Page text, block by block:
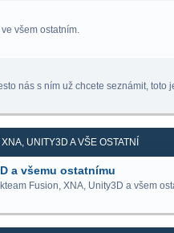
všem ostatním.
nás s ním už chcete seznámit, toto
UNITY3D A VŠE OSTATNÍ
a všemu ostatnímu
Fusion, XNA, Unity3D a všem